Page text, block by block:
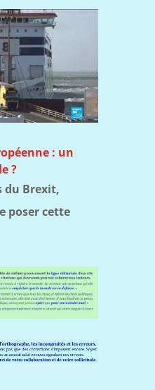
: un
?
du Brexit,
poser cette